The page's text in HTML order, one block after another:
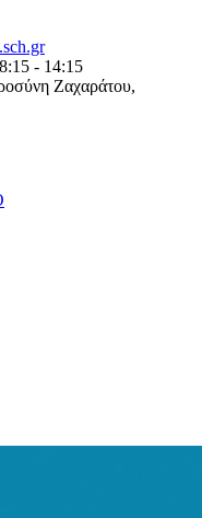
- 14:15
Ζαχαράτου,